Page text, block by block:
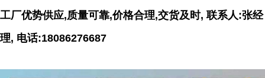
工厂优势供应,质量可靠,价格合理,交货及时, 联系人:张经
理, 电话:18086276687